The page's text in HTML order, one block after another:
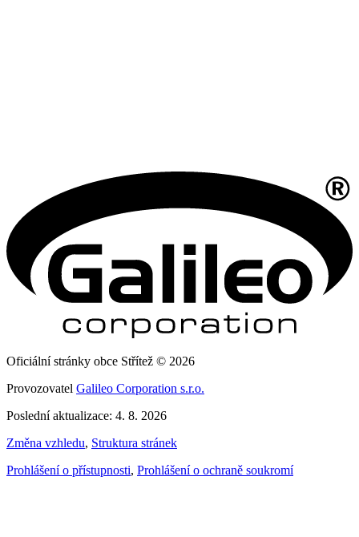
Oficiální stránky obce Střítež © 2026
Provozovatel Galileo Corporation s.r.o.
Poslední aktualizace: 4. 8. 2026
Změna vzhledu, Struktura stránek
Prohlášení o přístupnosti, Prohlášení o ochraně soukromí